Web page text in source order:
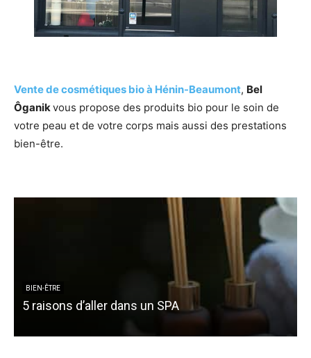
Vente de cosmétiques bio à Hénin-Beaumont, Bel
Ôganik vous propose des produits bio pour le soin de
votre peau et de votre corps mais aussi des prestations
bien-être.
BIEN-ÊTRE
5 raisons d’aller dans un SPA